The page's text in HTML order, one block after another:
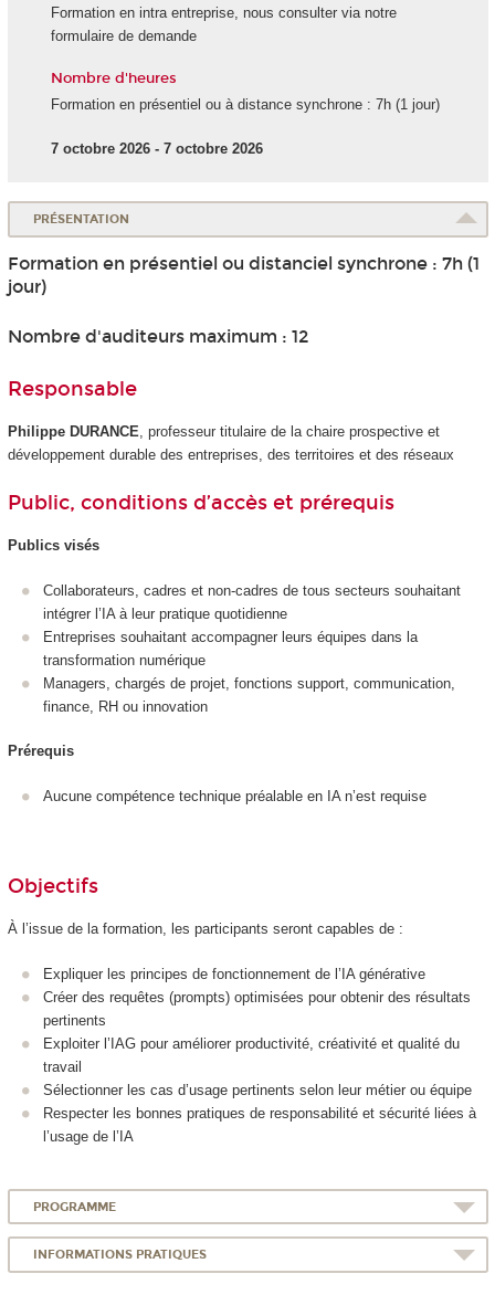
Formation en intra entreprise, nous consulter via notre
formulaire de demande
Nombre d'heures
Formation en présentiel ou à distance synchrone : 7h (1 jour)
7 octobre 2026 - 7 octobre 2026
PRÉSENTATION
Formation en présentiel ou distanciel synchrone : 7h (1
jour)
Nombre d'auditeurs maximum : 12
Responsable
Philippe DURANCE, professeur titulaire de la chaire prospective et
développement durable des entreprises, des territoires et des réseaux
Public, conditions d’accès et prérequis
Publics visés
Collaborateurs, cadres et non-cadres de tous secteurs souhaitant
intégrer l’IA à leur pratique quotidienne
Entreprises souhaitant accompagner leurs équipes dans la
transformation numérique
Managers, chargés de projet, fonctions support, communication,
finance, RH ou innovation
Prérequis
Aucune compétence technique préalable en IA n’est requise
Objectifs
À l’issue de la formation, les participants seront capables de :
Expliquer les principes de fonctionnement de l’IA générative
Créer des requêtes (prompts) optimisées pour obtenir des résultats
pertinents
Exploiter l’IAG pour améliorer productivité, créativité et qualité du
travail
Sélectionner les cas d’usage pertinents selon leur métier ou équipe
Respecter les bonnes pratiques de responsabilité et sécurité liées à
l’usage de l’IA
PROGRAMME
INFORMATIONS PRATIQUES